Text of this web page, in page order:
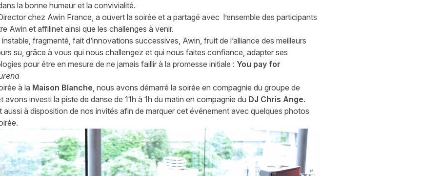
la bonne humeur et la convivialité.
chez Awin France, a ouvert la soirée et a partagé avec l’ensemble des participants
Awin et affilinet ainsi que les challenges à venir.
fragmenté, fait d’innovations successives, Awin, fruit de l’alliance des meilleurs
su, grâce à vous qui nous challengez et qui nous faites confiance, adapter ses
pour être en mesure de ne jamais faillir à la promesse initiale : You pay for
à la Maison Blanche, nous avons démarré la soirée en compagnie du groupe de
investi la piste de danse de 11h à 1h du matin en compagnie du DJ Chris Ange.
aussi à disposition de nos invités afin de marquer cet événement avec quelques photos